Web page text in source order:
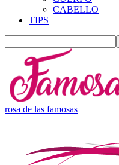
CABELLO
TIPS
rosa de las famosas